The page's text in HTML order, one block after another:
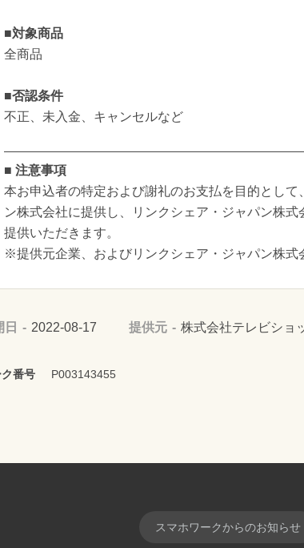
■対象商品
全商品
■否認条件
不正、未入金、キャンセルなど
■ 注意事項
本お申込者の特定および謝礼のお支払を目的とし
ン株式会社に提供し、リンクシェア・ジャパン株
提供いただきます。
※提供元企業、およびリンクシェア・ジャパン株式
日 2022-08-17 提供元 株式会社テレビショ
ク番号 P003143455
スマホワークからのお知らせ